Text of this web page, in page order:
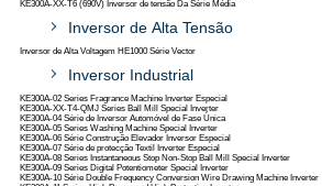
KE300A-XX-T6 (690V) Inversor de tensão Da Série Média
Inversor de Alta Tensão
Inversor de Alta Voltagem HE1000 Série Vector
Inversor Industrial
KE300A-02 Series Fragrance Machine Inverter Especial
KE300A-XX-T4-QMJ Series Ball Mill Special Inverter
KE300A-04 Série de Inversor Automóvel de Fase Única
KE300A-05 Series Washing Machine Special Inverter
KE300A-06 Série Construção Elevador Inversor Especial
KE300A-07 Série de protecção Textil Inverter Especial
KE300A-08 Series Instantaneous Stop Non-Stop Ball Mill Special Inverter
KE300A-09 Series Digital Potentiometer Special Inverter
KE300A-10 Série Double Frequency Conversion Wire Drawing Machine Inverter